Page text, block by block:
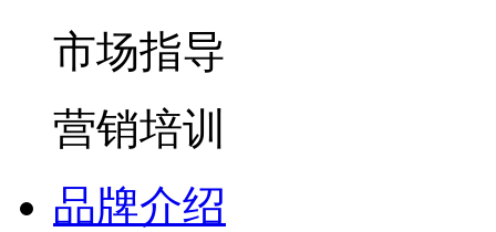
市场指导
营销培训
品牌介绍